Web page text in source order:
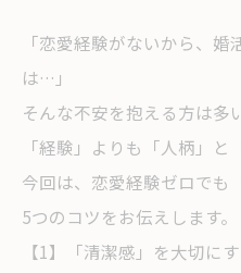
「恋愛経験がないから、
は…」
そんな不安を抱える方は多
「経験」よりも「人柄」と
今回は、恋愛経験ゼロでも
5つのコツをお伝えします。
【1】「清潔感」を大切に